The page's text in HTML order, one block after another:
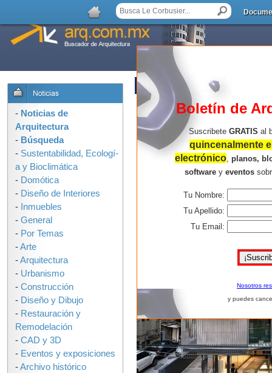
AGREGAR COMENTARIO
Boletín de
Suscribete GRATIS al
quincenalmente
electrónico, planos,
softwarey eventos
Tu Nombre:
Tu Apellido:
Tu Email:
Nosotros
y puedes
- Noticias de
Arquitectura
- Búsqueda
- Sustentabilidad, Ecologí­
a y Bioclimática
- Domótica
- Diseño de Interiores
- Inmuebles
- General
- Por Temas
-Arte
-Arquitectura
- Urbanismo
- Construcción
- Diseño y Dibujo
- Restauración y
Remodelación
- CAD y 3D
- Eventos y exposiciones
-Archivo histórico